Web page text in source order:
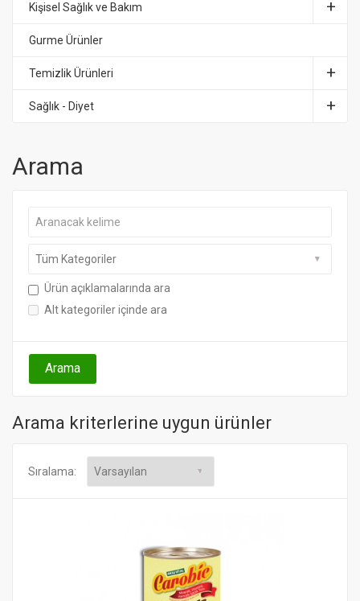
Kişisel Sağlık ve Bakım
Gurme Ürünler
Temizlik Ürünleri
Sağlık - Diyet
Arama
Ürün açıklamalarında ara
Alt kategoriler içinde ara
Arama kriterlerine uygun ürünler
Sıralama: